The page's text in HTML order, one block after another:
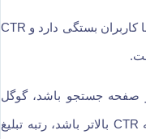
رتبه تبلیغات در گوگل به میزان ارتباط تبلیغ با کاربران بستگی دارد و CTR
صفحه جستجو باشد، گوگل
“رتبه تبلیغ” را دوباره محاسبه می‌کند. هرچه CTR بالاتر باشد، رتبه تبلیغ